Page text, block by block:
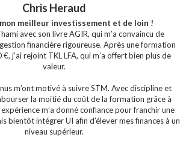
Chris Heraud
meilleur investissement et de loin !
avec son livre AGIR, qui m’a convaincu de
financière rigoureuse. Après une formation
j’ai rejoint TKL LFA, qui m’a offert bien plus de
valeur.
m’ont motivé à suivre STM. Avec discipline et
la moitié du coût de la formation grâce à
m’a donné confiance pour franchir une
bientôt intégrer UI afin d’élever mes finances à un
niveau supérieur.